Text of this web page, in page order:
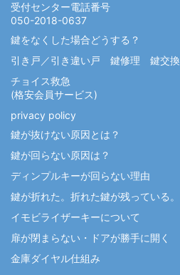
受付センター電話番号
050-2018-0637
鍵をなくした場合どうする？
引き戸／引き違い戸 鍵修理 鍵交換
チョイス救急
(格安会員サービス)
privacy policy
鍵が抜けない原因とは？
鍵が回らない原因は？
ディンプルキーが回らない理由
鍵が折れた。折れた鍵が残っている。
イモビライザーキーについて
扉が閉まらない・ドアが勝手に開く
金庫ダイヤル仕組み